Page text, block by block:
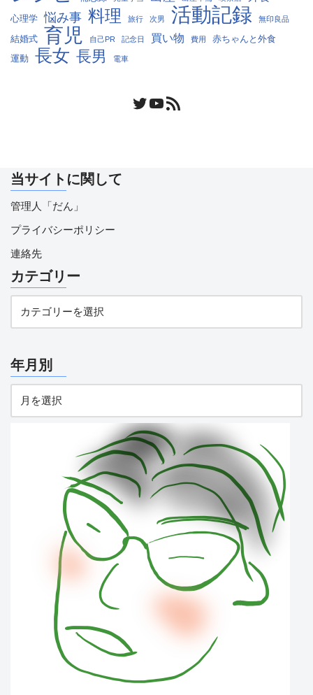
心理学 悩み事 料理 旅行 次男 活動記録 無印良品
結婚式 育児 自己PR 記念日 買い物 費用
赤ちゃんと外食
運動
長女 長男 電車
当サイトに関して
管理人「だん」
プライバシーポリシー
連絡先
カテゴリー
年月別